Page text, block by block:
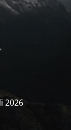
2026